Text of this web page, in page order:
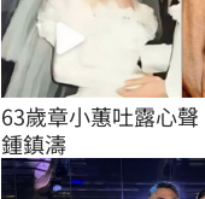
63歲章小蕙吐露心
鍾鎮濤